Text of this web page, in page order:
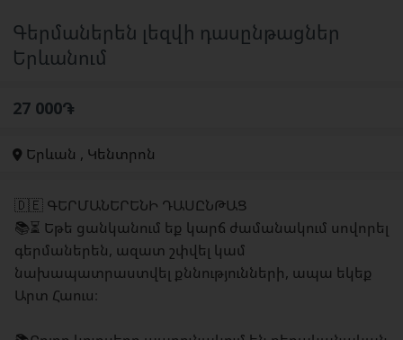
Գերմաներեն լեզվի դասընթացներ
Երևանում
27 000֏
Երևան , Կենտրոն
🇩🇪 ԳԵՐՄԱՆԵՐԵՆԻ ԴԱՍԸՆԹԱՑ
📚⏳ Եթե ցանկանում եք կարճ ժամանակում սովորել
գերմաներեն, ազատ շփվել կամ
նախապատրաստվել քննությունների, ապա եկեք
Արտ Հաուս։